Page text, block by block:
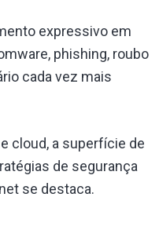
expressivo em
phishing, roubo
cada vez mais
e cloud, a superfície de
de segurança
se destaca.